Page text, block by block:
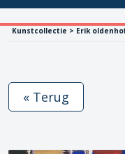
Kunstcollectie > Erik
« Terug